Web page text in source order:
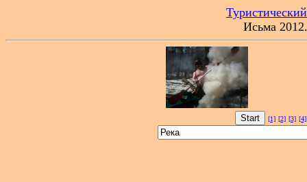
Исьма
[1] [2] [3] [4]